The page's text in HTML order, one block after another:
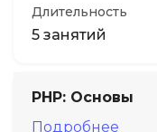
Длительность
5 занятий
PHP: Основы
Подробнее